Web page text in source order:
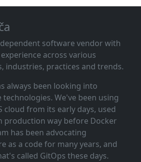
software vendor with
across various
industries, practices and trends.
always been looking into
technologies. We've been using
cloud from its early days, used
production way before Docker
has been advocating
as a code for many years, and
called GitOps these days.